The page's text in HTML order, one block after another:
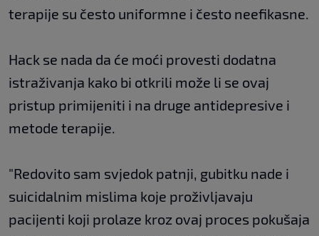
terapije su često uniformne i često neefikasne.
Hack se nada da će moći provesti dodatna
istraživanja kako bi otkrili može li se ovaj
pristup primijeniti i na druge antidepresive i
metode terapije.
"Redovito sam svjedok patnji, gubitku nade i
suicidalnim mislima koje proživljavaju
pacijenti koji prolaze kroz ovaj proces pokušaja